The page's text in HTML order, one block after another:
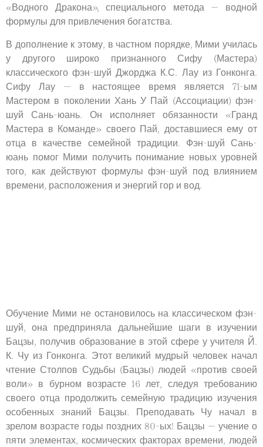
«Водного Дракона», специального метода — водной
формулы для привлечения богатства.
В дополнение к этому, в частном порядке, Мими училась
у другого широко признанного Сифу (Мастера)
классического фэн-шуй Джорджа К.С. Лау из Гонконга.
Сифу Лау — в настоящее время является 71-ым
Мастером в поколении Хань У Пай (Ассоциации) фэн-
шуй Сань-юань. Он исполняет обязанности «Гранд
Мастера в Команде» своего Пай, доставшиеся ему от
отца в качестве семейной традиции. Фэн-шуй Сань-
юань помог Мими получить понимание новых уровней
того, как действуют формулы фэн-шуй под влиянием
времени, расположения и энергий гор и вод.
Обучение Мими не остановилось на классическом фэн-
шуй, она предприняла дальнейшие шаги в изучении
Бацзы, получив образование в этой сфере у учителя Й.
К. Чу из Гонконга. Этот великий мудрый человек начал
чтение Столпов Судьбы (Бацзы) людей «против своей
воли» в бурном возрасте 16 лет, следуя требованию
своего отца продолжить семейную традицию изучения
особенных знаний Бацзы. Преподавать Чу начал в
зрелом возрасте годы поздних 80-ых! Бацзы — учение о
пяти элементах, космических факторах времени, людей